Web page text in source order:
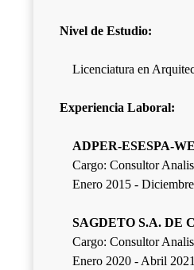
Nivel de Estudio:
Licenciatura en
Experiencia Laboral:
ADPER-ESESPA-
Cargo: Consultor
Enero 2015 -
SAGDETO S.A. DE
Cargo: Consultor
Enero 2020 - Abril 2021